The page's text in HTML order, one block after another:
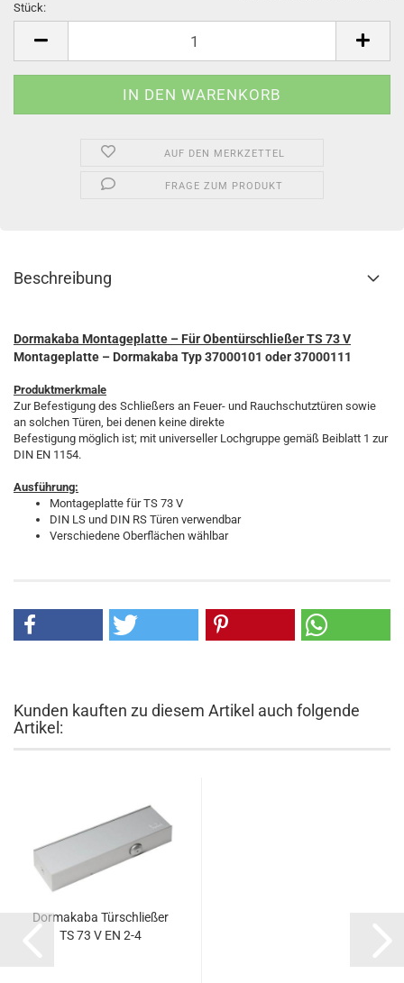
Stück:
AUF DEN MERKZETTEL
FRAGE ZUM PRODUKT
Beschreibung
Dormakaba Montageplatte – Für Obentürschließer TS 73 V
Montageplatte – Dormakaba Typ 37000101 oder 37000111
Produktmerkmale
Zur Befestigung des Schließers an Feuer- und Rauchschutztüren sowie
an solchen Türen, bei denen keine direkte
Befestigung möglich ist; mit universeller Lochgruppe gemäß Beiblatt 1 zur
DIN EN 1154.
Ausführung:
Montageplatte für TS 73 V
DIN LS und DIN RS Türen verwendbar
Verschiedene Oberflächen wählbar
Kunden kauften zu diesem Artikel auch folgende
Artikel:
Dor­ma­ka­ba Tür­schlie­ßer
TS 73 V EN 2-4